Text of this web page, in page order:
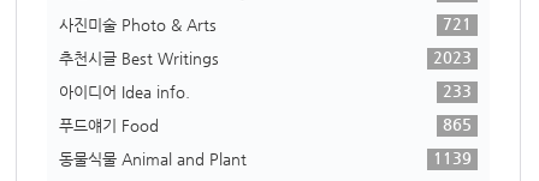
사진미술 Photo & Arts
721
추천시글 Best Writings
2023
아이디어 Idea info.
233
푸드얘기 Food
865
동물식물 Animal and Plant
1139